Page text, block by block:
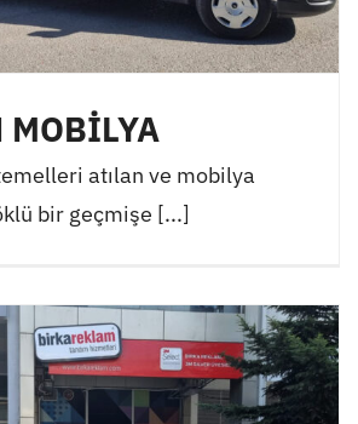
MOBİLYA
atılan ve mobilya
bir geçmişe [...]